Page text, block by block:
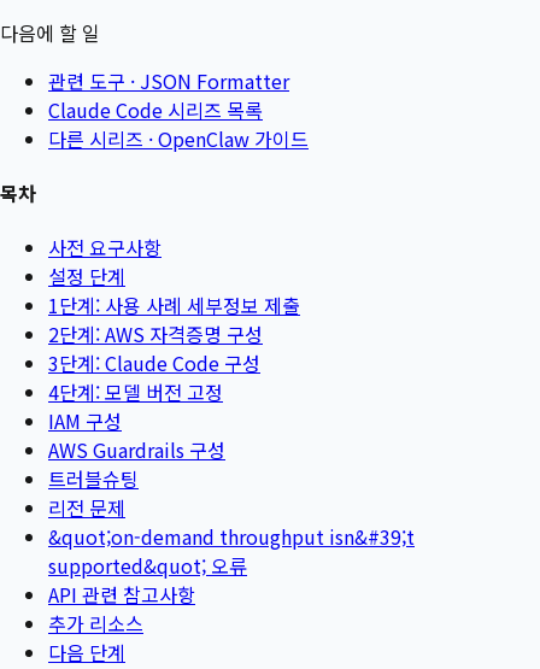
다음에 할 일
관련 도구 · JSON Formatter
Claude Code 시리즈 목록
다른 시리즈 ·OpenClaw 가이드
목차
사전 요구사항
설정 단계
1단계: 사용 사례 세부정보 제출
2단계: AWS 자격증명 구성
3단계: Claude Code 구성
4단계: 모델 버전 고정
IAM 구성
AWS Guardrails 구성
트러블슈팅
리전 문제
&quot;on-demand throughput isn&#39;t
supported&quot; 오류
API 관련 참고사항
추가 리소스
다음 단계